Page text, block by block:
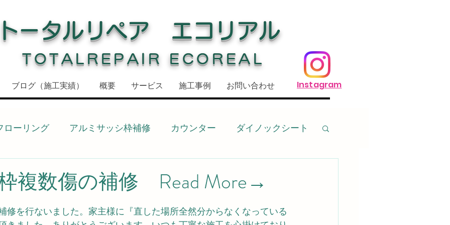
ータルリペア エコリアル
TOTALREPAIR ECOREAL
ブログ（施工実績） 概要 サービス 施工事例 お問い合わせ Instagram
ローリング アルミサッシ枠補修 カウンター ダイノックシート
化粧シート 敷居 キッチン キッチン
複数傷の補修 Read More→
修を行ないました。家主様に『直した場所全然分からなくなっている